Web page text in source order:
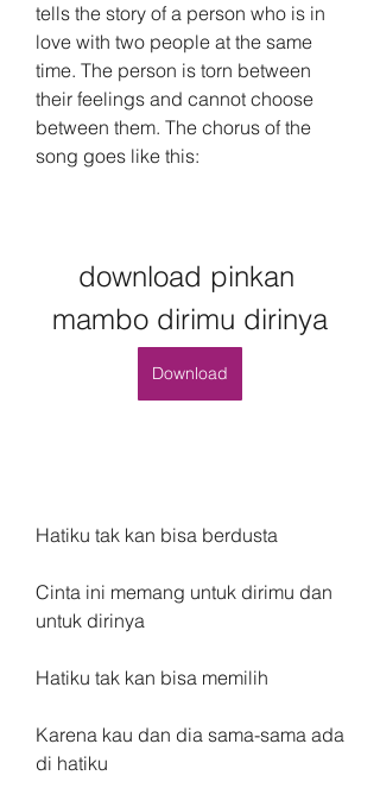
tells the story of a person who is in
love with two people at the same
time. The person is torn between
their feelings and cannot choose
between them. The chorus of the
song goes like this:
download pinkan
mambo dirimu dirinya
Download
Hatiku tak kan bisa berdusta
Cinta ini memang untuk dirimu dan
untuk dirinya
Hatiku tak kan bisa memilih
Karena kau dan dia sama-sama ada
di hatiku